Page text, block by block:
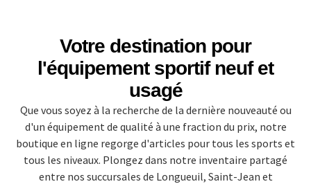
Votre destination pour
l'équipement sportif neuf et
usagé
Que vous soyez à la recherche de la dernière nouveauté ou
d'un équipement de qualité à une fraction du prix, notre
boutique en ligne regorge d'articles pour tous les sports et
tous les niveaux. Plongez dans notre inventaire partagé
entre nos succursales de Longueuil, Saint-Jean et